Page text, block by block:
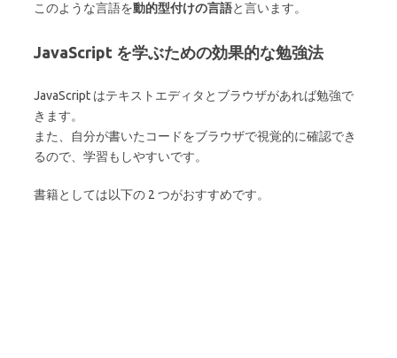
このような言語を動的型付けの言語と言います。
JavaScript を学ぶための効果的な勉強法
JavaScript はテキストエディタとブラウザがあれば勉強で
きます。
また、自分が書いたコードをブラウザで視覚的に確認でき
るので、学習もしやすいです。
書籍としては以下の 2 つがおすすめです。